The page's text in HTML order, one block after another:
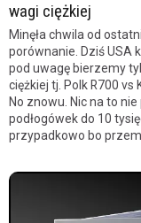
wagi ciężkiej
Minęła chwila od
porównanie. Dziś USA
pod uwagę bierzemy
ciężkiej tj. Polk R700 vs
No znowu. Nic na to
podłogówek do 10
przypadkowo bo